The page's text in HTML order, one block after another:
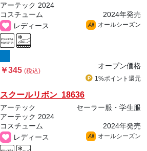
アーテック 2024
コスチューム
2024年発売
レディース
All オールシーズン
￥345(税込)
オープン価格
1%ポイント 還元
スクールリボン 18636
アーテック
セーラー服・学生服
アーテック 2024
コスチューム
2024年発売
レディース
All オールシーズン